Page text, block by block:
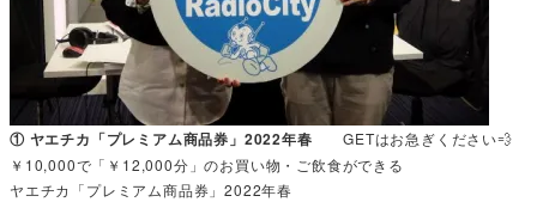
① ヤエチカ「プレミアム商品券」2022年春 GETはお急ぎください💨
￥10,000で「￥12,000分」のお買い物・ご飲食ができる
ヤエチカ「プレミアム商品券」2022年春